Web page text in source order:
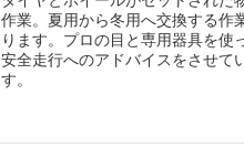
作業。夏用から冬用へ交換する作
ります。プロの目と専用器具を使
安全走行へのアドバイスをさせて
す。